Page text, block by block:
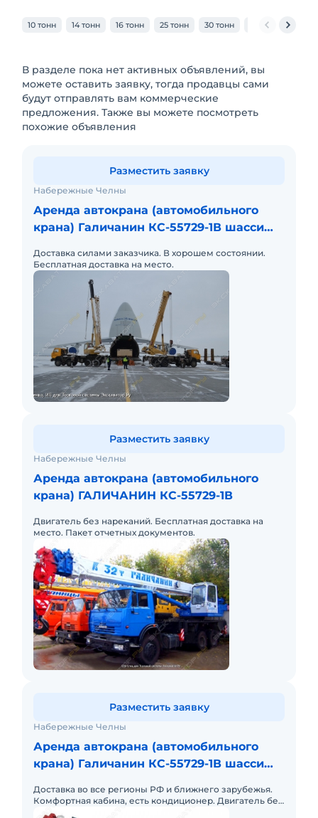
10 тонн 14 тонн 16 тонн 25 тонн 30 тонн 32 тонн
В разделе пока нет активных объявлений, вы
можете оставить заявку, тогда продавцы сами
будут отправлять вам коммерческие
предложения. Также вы можете посмотреть
похожие объявления
Набережные Челны
Аренда автокрана (автомобильного
крана) Галичанин КС-55729-1В шасси
Доставка силами заказчика. В хорошем состоянии.
Бесплатная доставка на место.
Разместить заявку
Набережные Челны
Аренда автокрана (автомобильного
крана) ГАЛИЧАНИН КС-55729-1В
Двигатель без нареканий. Бесплатная доставка на
место. Пакет отчетных документов.
Разместить заявку
Набережные Челны
Аренда автокрана (автомобильного
крана) Галичанин КС-55729-1В шасси
Доставка во все регионы РФ и ближнего зарубежья.
Комфортная кабина, есть кондиционер. Двигатель без
нареканий.
Разместить заявку